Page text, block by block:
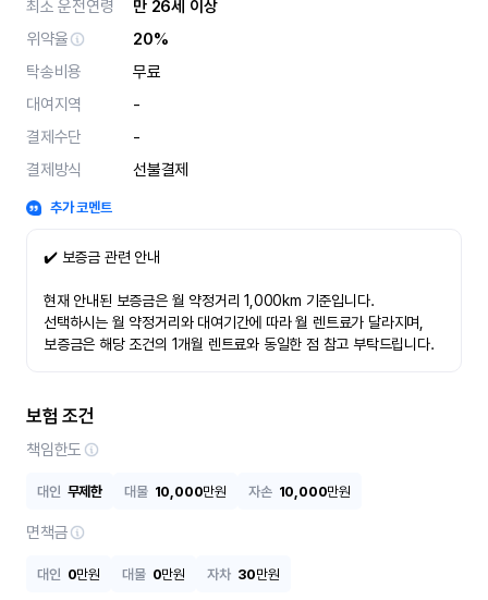
최소 운전연령
만 26세 이상
위약율
20%
탁송비용
무료
대여지역
-
결제수단
-
결제방식
선불결제
추가 코멘트
✔️ 보증금 관련 안내
현재 안내된 보증금은 월 약정거리 1,000km 기준입니다.
선택하시는 월 약정거리와 대여기간에 따라 월 렌트료가 달라지며,
보증금은 해당 조건의 1개월 렌트료와 동일한 점 참고 부탁드립니다.
보험 조건
책임한도
대인 무제한 대물 10,000만원 자손 10,000만원
면책금
대인 0만원 대물 0만원 자차 30만원